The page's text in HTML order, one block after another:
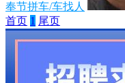
奉节拼车/车找人
首页 1 尾页